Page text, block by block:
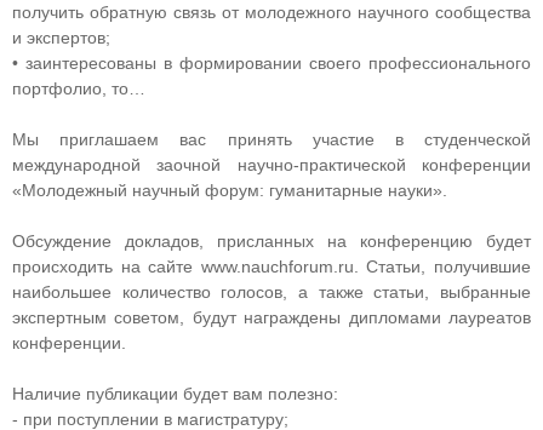
получить обратную связь от молодежного научного сообщества
и экспертов;
• заинтересованы в формировании своего профессионального
портфолио, то…
Мы приглашаем вас принять участие в студенческой
международной заочной научно-практической конференции
«Молодежный научный форум: гуманитарные науки».
Обсуждение докладов, присланных на конференцию будет
происходить на сайте www.nauchforum.ru. Статьи, получившие
наибольшее количество голосов, а также статьи, выбранные
экспертным советом, будут награждены дипломами лауреатов
конференции.
Наличие публикации будет вам полезно:
- при поступлении в магистратуру;